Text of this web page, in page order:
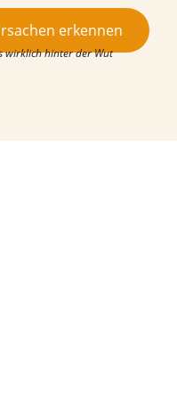
erkennen
wirklich hinter der Wut